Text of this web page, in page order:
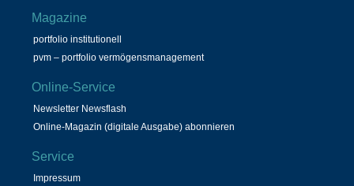
Magazine
portfolio institutionell
pvm – portfolio vermögensmanagement
Online-Service
Newsletter Newsflash
Online-Magazin (digitale Ausgabe) abonnieren
Service
Impressum